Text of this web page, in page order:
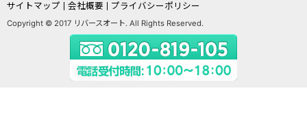
サイトマップ 会社概要 プライバシーポリシー
Copyright © 2017 リバースオート. All Rights Reserved.